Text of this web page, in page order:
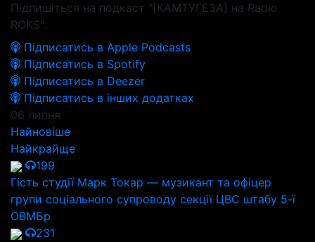
Підпишіться на подкаст "[КАМТУГЕЗА] на Radio
ROKS":
Підписатись в Apple Podcasts
Підписатись в Spotify
Підписатись в Deezer
Підписатись в інших додатках
06 липня
Найновіше
Найкрайще
199
Гість студії Марк Токар — музикант та офіцер
групи соціального супроводу секції ЦВС штабу 5-ї
ОВМБр
231